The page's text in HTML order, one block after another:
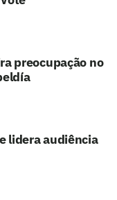
preocupação no
lidera audiência